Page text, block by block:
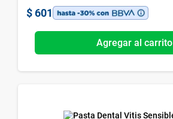
$ 601
Agregar al carrito